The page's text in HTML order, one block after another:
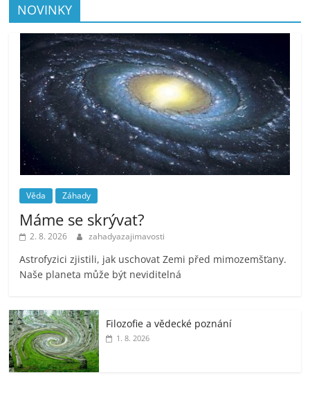
NOVINKY
Věda Záhady
Máme se skrývat?
2. 8. 2026 zahadyazajimavosti
Astrofyzici zjistili, jak uschovat Zemi před mimozemšťany.
Naše planeta může být neviditelná
Filozofie a vědecké poznání
1. 8. 2026